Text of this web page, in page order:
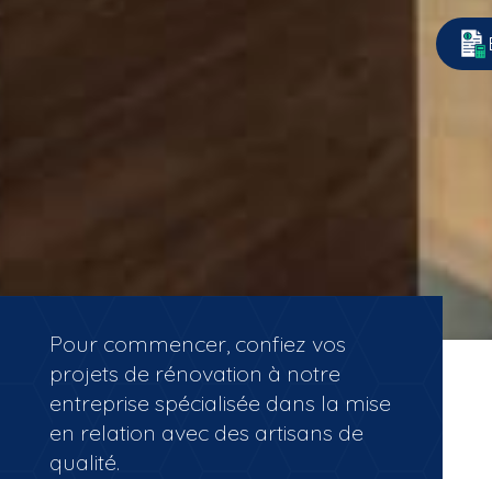
Pour commencer, confiez vos
projets de rénovation à notre
entreprise spécialisée dans la mise
en relation avec des artisans de
qualité.